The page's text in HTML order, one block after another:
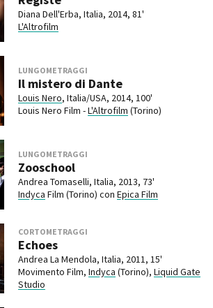
Diana Dell'Erba, Italia, 2014, 81'
L'Altrofilm
LUNGOMETRAGGI
Il mistero di Dante
Louis Nero, Italia/USA, 2014, 100'
Louis Nero Film -L'Altrofilm (Torino)
LUNGOMETRAGGI
Zooschool
Andrea Tomaselli, Italia, 2013, 73'
Indyca Film (Torino) con Epica Film
CORTOMETRAGGI
Echoes
Andrea La Mendola, Italia, 2011, 15'
Movimento Film, Indyca (Torino), Liquid Gate
Studio